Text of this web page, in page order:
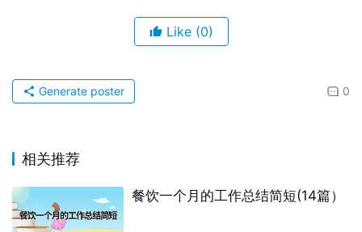
Like (0)
0
Generate poster
相关推荐
餐饮一个月的工作总结简短(14篇）